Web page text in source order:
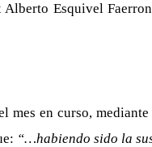
Esquivel
en curso,
“…habiendo sido la